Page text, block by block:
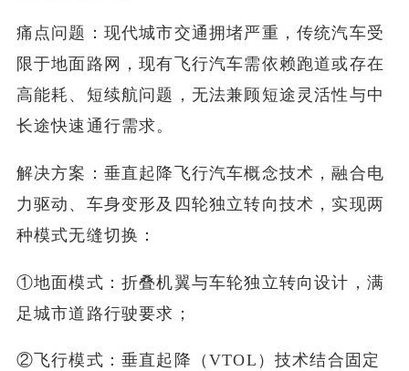
痛点问题：现代城市交通拥堵严重，传统汽车受
限于地面路网，现有飞行汽车需依赖跑道或存在
高能耗、短续航问题，无法兼顾短途灵活性与中
长途快速通行需求。
解决方案：垂直起降飞行汽车概念技术，融合电
力驱动、车身变形及四轮独立转向技术，实现两
种模式无缝切换：
①地面模式：折叠机翼与车轮独立转向设计，满
足城市道路行驶要求；
②飞行模式：垂直起降（VTOL）技术结合固定